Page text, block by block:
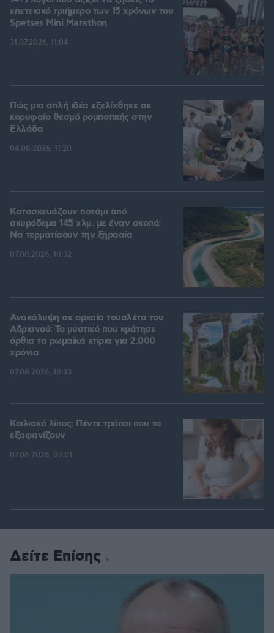
επετειακό τριήμερο των 15 χρόνων του
Spetses Mini Marathon
31.07.2026, 11:04
Πώς μια απλή ιδέα εξελίχθηκε σε
κορυφαίο θεσμό ρομποτικής στην
Ελλάδα
04.08.2026, 11:20
Κατασκευάζουν ποτάμι από
σκυρόδεμα 145 χλμ. με έναν σκοπό:
Να τερματίσουν την ξηρασία
07.08.2026, 10:32
Ανακάλυψη σε αρχαία τουαλέτα του
Αδριανού: Το μυστικό που κράτησε
όρθια τα ρωμαϊκά κτίρια για 2.000
χρόνια
07.08.2026, 10:33
Κοιλιακό λίπος: Πέντε τρόποι που το
εξαφανίζουν
07.08.2026, 09:01
Δείτε Επίσης